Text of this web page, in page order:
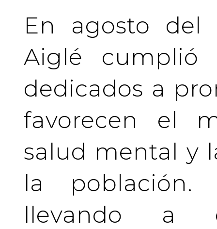
En agosto del
Aiglé
dedicados a
favorecen el
salud mental y
la población.
llevando a